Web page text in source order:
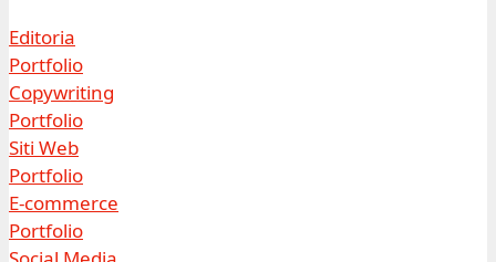
Editoria
Portfolio
Copywriting
Portfolio
Siti Web
Portfolio
E-commerce
Portfolio